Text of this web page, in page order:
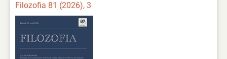
Filozofia 81 (2026), 3